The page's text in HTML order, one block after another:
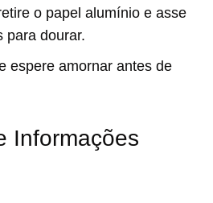
o papel alumínio e asse
para dourar.
espere amornar antes de
Informações